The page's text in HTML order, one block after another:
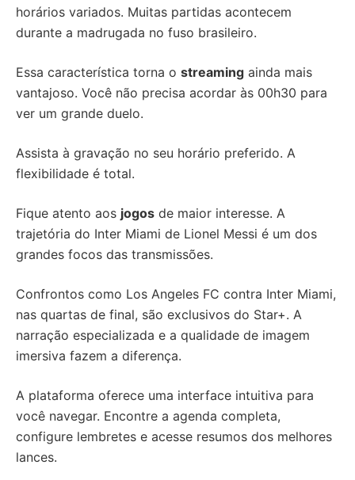
horários variados. Muitas partidas acontecem
durante a madrugada no fuso brasileiro.
Essa característica torna o streaming ainda mais
vantajoso. Você não precisa acordar às 00h30 para
ver um grande duelo.
Assista à gravação no seu horário preferido. A
flexibilidade é total.
Fique atento aos jogos de maior interesse. A
trajetória do Inter Miami de Lionel Messi é um dos
grandes focos das transmissões.
Confrontos como Los Angeles FC contra Inter Miami,
nas quartas de final, são exclusivos do Star+. A
narração especializada e a qualidade de imagem
imersiva fazem a diferença.
A plataforma oferece uma interface intuitiva para
você navegar. Encontre a agenda completa,
configure lembretes e acesse resumos dos melhores
lances.